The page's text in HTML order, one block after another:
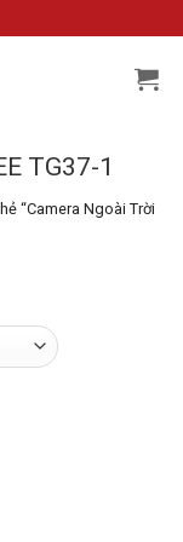
TG37-1
“Camera Ngoài Trời